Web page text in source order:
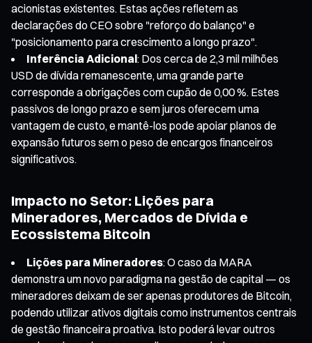
acionistas existentes. Estas ações refletem as
declarações do CEO sobre "reforço do balanço" e
"posicionamento para crescimento a longo prazo".
Inferência Adicional: Dos cerca de 2,3 mil milhões
USD de dívida remanescente, uma grande parte
corresponde a obrigações com cupão de 0,00 %. Estes
passivos de longo prazo e sem juros oferecem uma
vantagem de custo, e mantê-los pode apoiar planos de
expansão futuros sem o peso de encargos financeiros
significativos.
Impacto no Setor: Lições para
Mineradores, Mercados de Dívida e
Ecossistema Bitcoin
Lições para Mineradores: O caso da MARA
demonstra um novo paradigma na gestão de capital — os
mineradores deixam de ser apenas produtores de Bitcoin,
podendo utilizar ativos digitais como instrumentos centrais
de gestão financeira proativa. Isto poderá levar outros